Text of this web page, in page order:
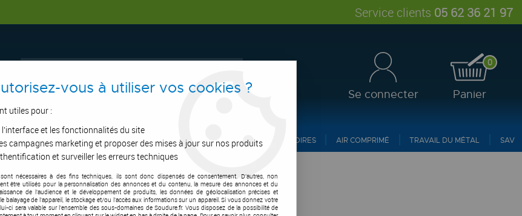
Service clients 05 62 36 21 97
Se connecter
0
Panier
ASPIRATION OUTILS DE COUPE SOUDURE E.P.I ACCESSOIRES AIR COMPRIMÉ TRAVAIL DU MÉTAL SAV
36 et pièces d'usure >Isolant de buse xFUME® 36/501
vous à utiliser vos cookies ?
utiles pour :
l'interface et les fonctionnalités du site
campagnes marketing et proposer des mises à jour sur nos produits
et surveiller les erreurs techniques
nécessaires à des fins techniques, ils sont donc dispensés de consentement. D'autres, non
être utilisés pour la personnalisation des annonces et du contenu, la mesure des annonces et du
de l'audience et le développement de produits, les données de géolocalisation précises et
balayage de l'appareil, le stockage et/ou l'accès aux informations sur un appareil. Si vous donnez votre
ci sera valable sur l’ensemble des sous-domaines de Soudure.fr. Vous disposez de la possibilité de